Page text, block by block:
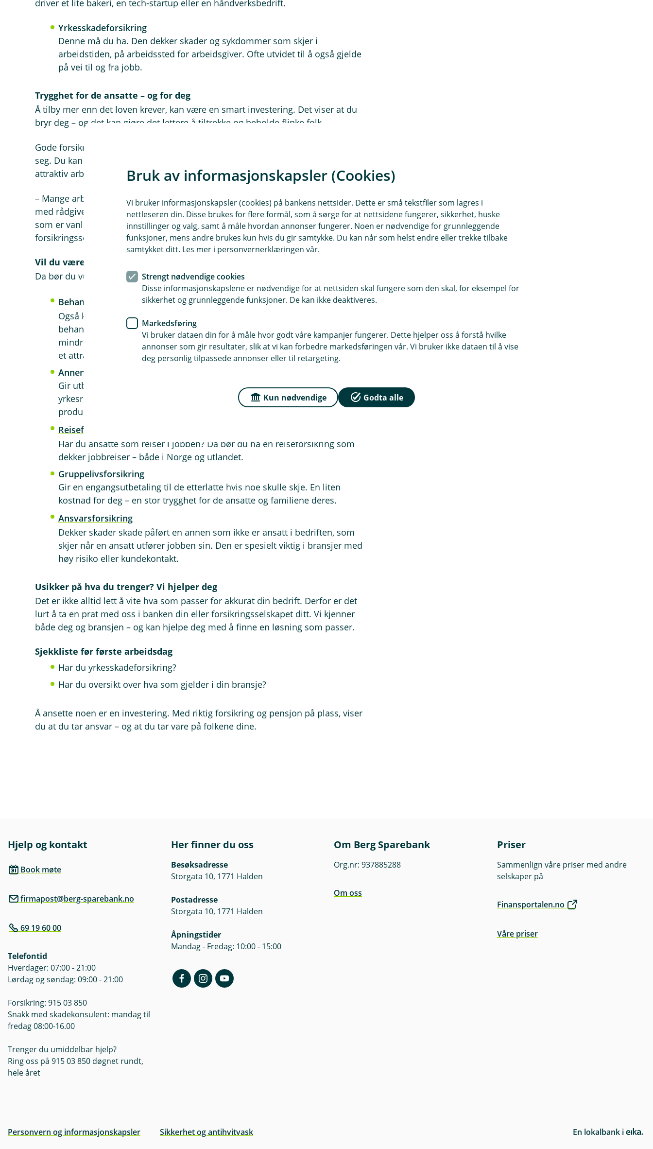
driver et lite bakeri, en tech-startup eller en håndverksbedrift.
Yrkesskadeforsikring
Denne må du ha. Den dekker skader og sykdommer som skjer i
arbeidstiden, på arbeidssted for arbeidsgiver. Ofte utvidet til å også gjelde
på vei til og fra jobb.
Trygghet for de ansatte – og for deg
Å tilby mer enn det loven krever, kan være en smart investering. Det viser at du
bryr deg – og det kan gjøre det lettere å tiltrekke og beholde flinke folk.
Gode forsikringer handler ikke bare om å gjøre det riktige – det kan også lønne
seg. Du kan få færre sykefraværsdager, mer fornøyde ansatte og være en mer
attraktiv arbeidsgiver.
– Mange arbeidsgivere er usikre på hva de faktisk trenger. Det er lurt å ta en prat
med rådgiveren din i banken – da får du råd som er tilpasset bedriften din og hva
som er vanlig i din bransje, sier Therese Hofstad-Nielsen, skadeforebygger i
forsikringsselskapet vårt, Fremtind.
Vil du være en attraktiv arbeidsgiver?
Da bør du vurdere disse forsikringene
Behandlingsforsikring
Også kjent som helseforsikring. Den gir ansatte trygg og rask tilgang til
behandling i det private helsevesenet. Det betyr kortere sykefravær og
mindre ventetid. Det er en merverdi for både bedriften og den ansatte, og
et attraktivt tilleggsgode.
Annen sykdom
Gir utbetaling om en ansatt blir varig ufør som følge av sykdom som ikke er
yrkesrelatert. Mange vil oppleve stort inntektstap ved å bli ufør, og
produktet er en økonomisk trygghet for de som ikke lengre kan arbeide.
Reiseforsikring
Har du ansatte som reiser i jobben? Da bør du ha en reiseforsikring som
dekker jobbreiser – både i Norge og utlandet.
Gruppelivsforsikring
Gir en engangsutbetaling til de etterlatte hvis noe skulle skje. En liten
kostnad for deg – en stor trygghet for de ansatte og familiene deres.
Ansvarsforsikring
Dekker skader skade påført en annen som ikke er ansatt i bedriften, som
skjer når en ansatt utfører jobben sin. Den er spesielt viktig i bransjer med
høy risiko eller kundekontakt.
Usikker på hva du trenger? Vi hjelper deg
Det er ikke alltid lett å vite hva som passer for akkurat din bedrift. Derfor er det
lurt å ta en prat med oss i banken din eller forsikringsselskapet ditt. Vi kjenner
både deg og bransjen – og kan hjelpe deg med å finne en løsning som passer.
Sjekkliste før første arbeidsdag
Har du yrkesskadeforsikring?
Har du oversikt over hva som gjelder i din bransje?
Å ansette noen er en investering. Med riktig forsikring og pensjon på plass, viser
du at du tar ansvar – og at du tar vare på folkene dine.
Hjelp og kontakt
Book møte
firmapost@berg-sparebank.no
69 19 60 00
Telefontid
Hverdager: 07:00 - 21:00
Lørdag og søndag: 09:00 - 21:00
Forsikring: 915 03 850
Snakk med skadekonsulent: mandag til
fredag 08:00-16.00
Trenger du umiddelbar hjelp?
Ring oss på 915 03 850 døgnet rundt,
hele året
Her finner du oss
Besøksadresse
Storgata 10, 1771 Halden
Postadresse
Storgata 10, 1771 Halden
Åpningstider
Mandag - Fredag: 10:00 - 15:00
Om Berg Sparebank
Org.nr: 937885288
Om oss
Priser
Sammenlign våre priser med andre
selskaper på
Finansportalen.no
Våre priser
Personvern og informasjonskapsler Sikkerhet og antihvitvask En lokalbank i
E
Bruk av informasjonskapsler (Cookies)
Vi bruker informasjonskapsler (cookies) på bankens nettsider. Dette er små tekstfiler som lagres i
nettleseren din. Disse brukes for flere formål, som å sørge for at nettsidene fungerer, sikkerhet, huske
innstillinger og valg, samt å måle hvordan annonser fungerer. Noen er nødvendige for grunnleggende
funksjoner, mens andre brukes kun hvis du gir samtykke. Du kan når som helst endre eller trekke tilbake
samtykket ditt. Les mer i personvernerklæringen vår.
Strengt nødvendige cookies
Disse informasjonskapslene er nødvendige for at nettsiden skal fungere som den skal, for eksempel for
sikkerhet og grunnleggende funksjoner. De kan ikke deaktiveres.
Markedsføring
Vi bruker dataen din for å måle hvor godt våre kampanjer fungerer. Dette hjelper oss å forstå hvilke
annonser som gir resultater, slik at vi kan forbedre markedsføringen vår. Vi bruker ikke dataen til å vise
deg personlig tilpassede annonser eller til retargeting.
Kun nødvendige Godta alle